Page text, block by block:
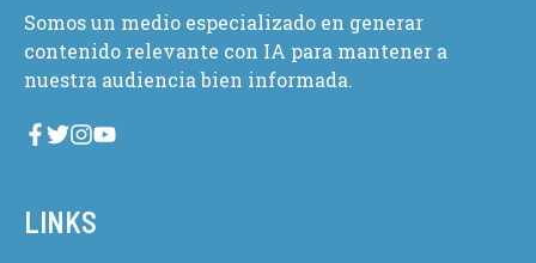
Somos un medio especializado en generar
contenido relevante con IA para mantener a
nuestra audiencia bien informada.
LINKS